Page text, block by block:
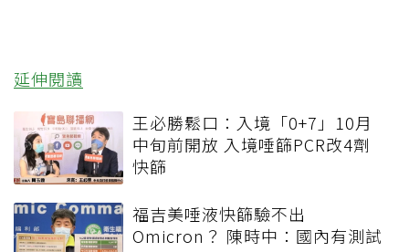
延伸閱讀
王必勝鬆口：入境「0+7」10月
中旬前開放 入境唾篩PCR改4劑
快篩
福吉美唾液快篩驗不出
Omicron？ 陳時中：國內有測試